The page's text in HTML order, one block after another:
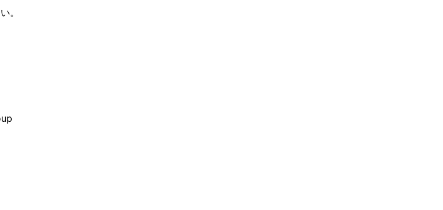
。